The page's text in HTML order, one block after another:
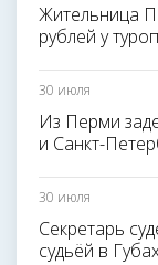
Жительница
рублей у
30 июля
Из Перми
и Санкт-
30 июля
Секретарь
судьёй в